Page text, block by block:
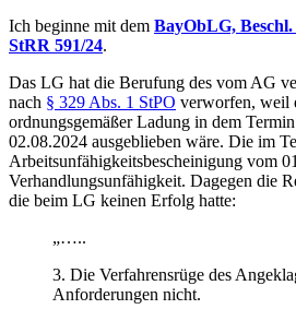
Ich beginne mit dem BayObLG, Beschl.
StRR 591/24.
Das LG hat die Berufung des vom AG
nach § 329 Abs. 1 StPO verworfen, weil
ordnungsgemäßer Ladung in dem
02.08.2024 ausgeblieben wäre. Die im
Arbeitsunfähigkeitsbescheinigung vom
Verhandlungsunfähigkeit. Dagegen die
die beim LG keinen Erfolg hatte:
„…..
3. Die Verfahrensrüge des
Anforderungen nicht.